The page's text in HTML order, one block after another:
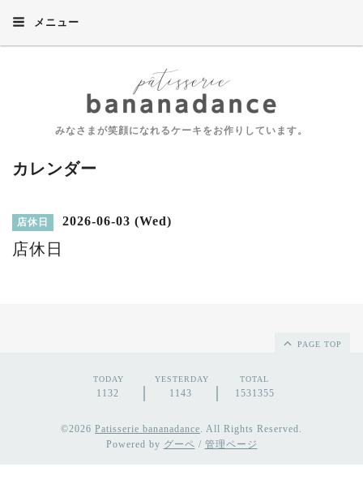
メニュー
みなさまが笑顔になれるケーキをお作りしています。
カレンダー
店休日 2026-06-03 (Wed)
店休日
PAGE TOP
TODAY
1132
YESTERDAY
1143
TOTAL
1531355
©2026 Patisserie bananadance. All Rights Reserved.
Powered by グーペ / 管理ページ